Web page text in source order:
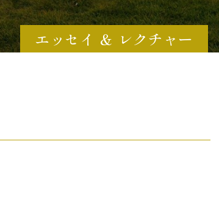
エッセイ ＆ レクチャー